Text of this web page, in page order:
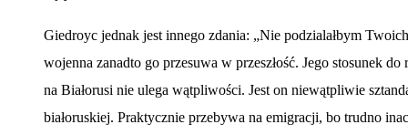
Giedroyc jednak jest innego zdania: „Nie podzialałbym
wojenna zanadto go przesuwa w przeszłość. Jego stosunek
na Białorusi nie ulega wątpliwości. Jest on niewątpliwie
białoruskiej. Praktycznie przebywa na emigracji, bo trudno